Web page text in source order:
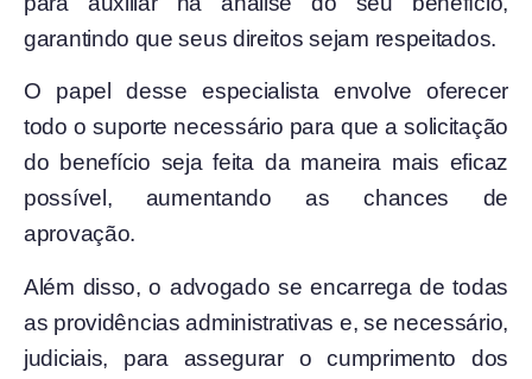
garantindo que seus direitos sejam respeitados.
O papel desse especialista envolve oferecer
todo o suporte necessário para que a solicitação
do benefício seja feita da maneira mais eficaz
possível, aumentando as chances de
aprovação.
Além disso, o advogado se encarrega de todas
as providências administrativas e, se necessário,
judiciais, para assegurar o cumprimento dos